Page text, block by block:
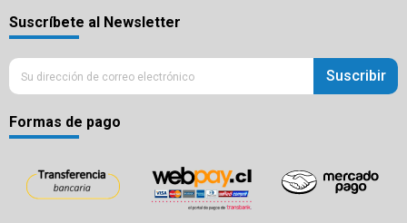
Suscríbete al Newsletter
Suscribir
Formas de pago